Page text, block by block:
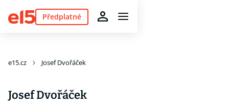
Předplatné
e15.cz Josef Dvořáček
Josef Dvořáček